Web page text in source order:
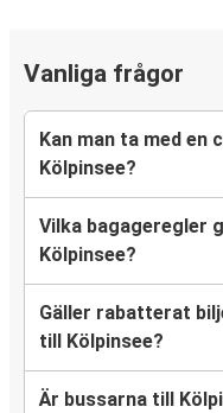
Vanliga frågor
Kan man ta med en
Kölpinsee?
Vilka bagageregler
Kölpinsee?
Gäller rabatterat
till Kölpinsee?
Är bussarna till